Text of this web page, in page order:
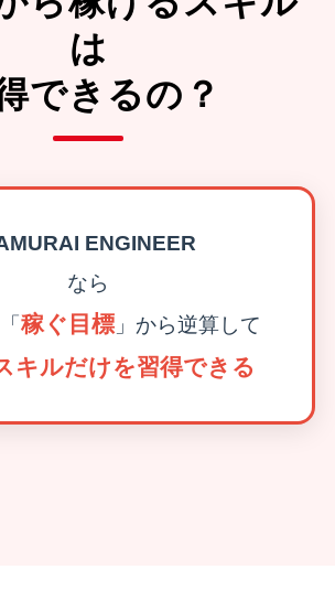
は
できるの？
ENGINEER
なら
稼ぐ目標」から逆算して
キルだけを習得できる